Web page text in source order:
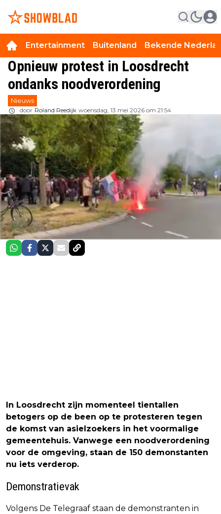
Entertainment Buitenland Bekende
Opnieuw protest in Loosdrecht
ondanks noodverordening
Nieuws
door Roland Reedijk woensdag, 13 mei 2026 om 21:54
In Loosdrecht zijn momenteel tientallen
betogers op de been op te protesteren tegen
de komst van asielzoekers in het voormalige
gemeentehuis. Vanwege een noodverordening
voor de omgeving, staan de 150 demonstanten
nu iets verderop.
Demonstratievak
Volgens De Telegraaf staan de demonstranten in